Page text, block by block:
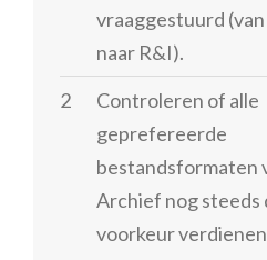
vraaggestuurd
naar R&I).
2
Controleren of alle
geprefereerde
bestandsformaten
Archief nog steeds
voorkeur